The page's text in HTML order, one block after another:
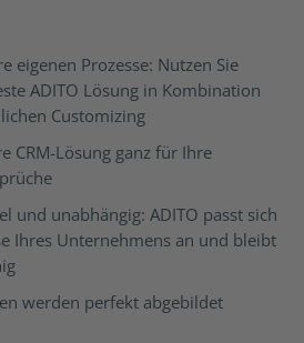
eigenen Prozesse: Nutzen Sie
ADITO Lösung in Kombination
Customizing
CRM-Lösung ganz für Ihre
und unabhängig: ADITO passt sich
Ihres Unternehmens an und bleibt
werden perfekt abgebildet